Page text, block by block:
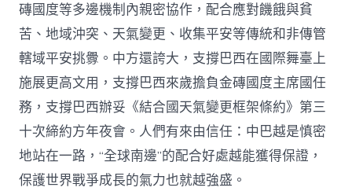
磚國度等多邊機制內親密協作，配合應對饑餓與貧
苦、地域沖突、天氣變更、收集平安等傳統和非傳管
轄域平安挑釁。中方還誇大，支撐巴西在國際舞臺上
施展更高文用，支撐巴西來歲擔負金磚國度主席國任
務，支撐巴西辦妥《結合國天氣變更框架條約》第三
十次締約方年夜會。人們有來由信任：中巴越是慎密
地站在一路，“全球南邊”的配合好處越能獲得保證，
保護世界戰爭成長的氣力也就越強盛。